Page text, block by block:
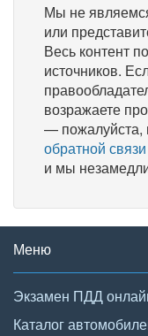
Мы не
или
Весь контент
источников.
возражаете
— пожалуйста,
обратной связи
и мы
Меню
Экзамен ПДД
Каталог